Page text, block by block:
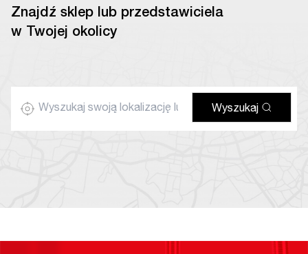
Znajdź sklep lub przedstawiciela
w Twojej okolicy
Wyszukaj